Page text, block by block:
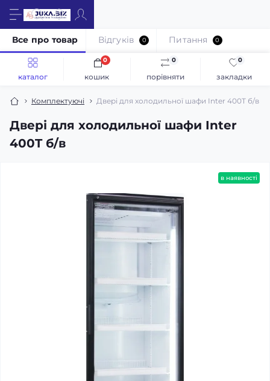
каталог порівняти
0
закладки
0
кошик
0
Комплектуючі Двері для холодильної шафи Inter 400T б/в
Двері для холодильної шафи Inter
400T б/в
Все про товар Відгуків 0 Питання 0
в наявності